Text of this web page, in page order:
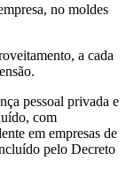
no moldes
a cada
pessoal privada e
com
em empresas de
pelo Decreto